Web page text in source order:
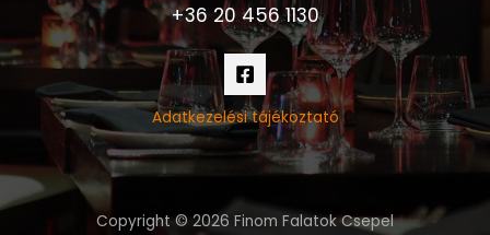
+36 20 456 1130
Adatkezelési tájékoztató
Copyright © 2026 Finom Falatok Csepel